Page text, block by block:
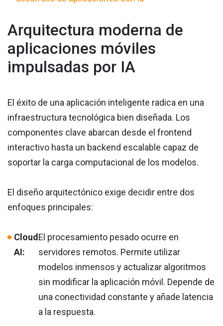
Arquitectura moderna de
aplicaciones móviles
impulsadas por IA
El éxito de una aplicación inteligente radica en una
infraestructura tecnológica bien diseñada. Los
componentes clave abarcan desde el frontend
interactivo hasta un backend escalable capaz de
soportar la carga computacional de los modelos.
El diseño arquitectónico exige decidir entre dos
enfoques principales:
Cloud
AI:
El procesamiento pesado ocurre en
servidores remotos. Permite utilizar
modelos inmensos y actualizar algoritmos
sin modificar la aplicación móvil. Depende de
una conectividad constante y añade latencia
a la respuesta.